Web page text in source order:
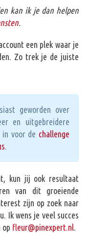
kan ik je dan helpen
een plek waar je
Zo trek je de juiste
geworden over
en uitgebreidere
voor de challenge
.
kun jij ook resultaat
van dit groeiende
zijn op zoek naar
Ik wens je veel succes
op fleur@pinexpert.nl.